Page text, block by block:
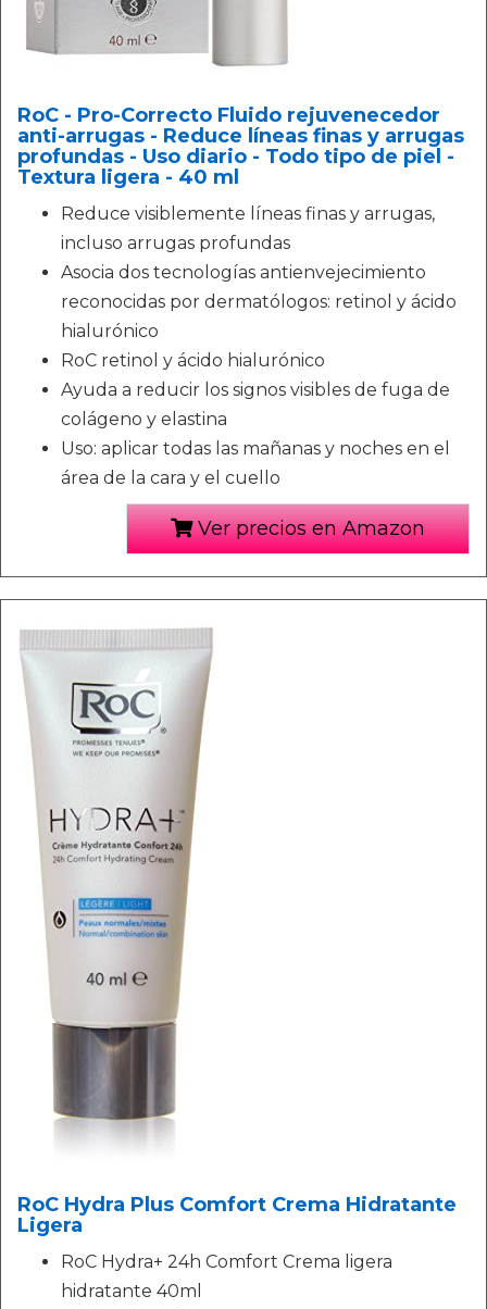
RoC - Pro-Correcto Fluido rejuvenecedor
anti-arrugas - Reduce líneas finas y arrugas
profundas - Uso diario - Todo tipo de piel -
Textura ligera - 40 ml
Reduce visiblemente líneas finas y arrugas,
incluso arrugas profundas
Asocia dos tecnologías antienvejecimiento
reconocidas por dermatólogos: retinol y ácido
hialurónico
RoC retinol y ácido hialurónico
Ayuda a reducir los signos visibles de fuga de
colágeno y elastina
Uso: aplicar todas las mañanas y noches en el
área de la cara y el cuello
Ver precios en Amazon
RoC Hydra Plus Comfort Crema Hidratante
Ligera
RoC Hydra+ 24h Comfort Crema ligera
hidratante 40ml